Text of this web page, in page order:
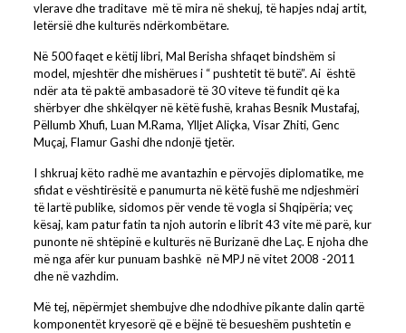
vlerave dhe traditave më të mira në shekuj, të hapjes ndaj artit,
letërsië dhe kulturës ndërkombëtare.
Në 500 faqet e këtij libri, Mal Berisha shfaqet bindshëm si
model, mjeshtër dhe mishërues i “ pushtetit të butë”. Ai është
ndër ata të paktë ambasadorë të 30 viteve të fundit që ka
shërbyer dhe shkëlqyer në këtë fushë, krahas Besnik Mustafaj,
Pëllumb Xhufi, Luan M.Rama, Ylljet Aliçka, Visar Zhiti, Genc
Muçaj, Flamur Gashi dhe ndonjë tjetër.
I shkruaj këto radhë me avantazhin e përvojës diplomatike, me
sfidat e vështirësitë e panumurta në këtë fushë me ndjeshmëri
të lartë publike, sidomos për vende të vogla si Shqipëria; veç
kësaj, kam patur fatin ta njoh autorin e librit 43 vite më parë, kur
punonte në shtëpinë e kulturës në Burizanë dhe Laç. E njoha dhe
më nga afër kur punuam bashkë në MPJ në vitet 2008 -2011
dhe në vazhdim.
Më tej, nëpërmjet shembujve dhe ndodhive pikante dalin qartë
komponentët kryesorë që e bëjnë të besueshëm pushtetin e